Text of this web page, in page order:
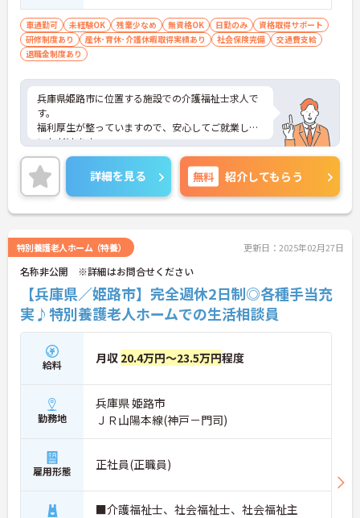
車通勤可 未経験OK 残業少なめ 無資格OK 日勤のみ
資格取得サポート
研修制度あり
産休･育休･介護休暇取得実績あり 社会保険完備
交通費支給
退職金制度あり
兵庫県姫路市に位置する施設での介護福祉士求人で
す。
福利厚生が整っていますので、安心してご就業して
いただけます。
日勤帯勤務！残業はほぼなしとプライベートとの予
定が立てやすいです！
ご興味のある方には、面接対策ポイントなど、さら
に詳細をお話しいたしますので、お気軽にご相談く
ださい。
詳細を見る 無料 紹介してもらう
特別養護老人ホーム（特養） 更新日：2025年02月27日
名称非公開 ※詳細はお問合せください
【兵庫県／姫路市】完全週休2日制◎各種手当充
実♪特別養護老人ホームでの生活相談員
給料 月収 20.4万円～23.5万円程度
勤務地
兵庫県 姫路市
ＪＲ山陽本線(神戸－門司)
雇用形態 正社員(正職員)
■介護福祉士、社会福祉士、社会福祉主